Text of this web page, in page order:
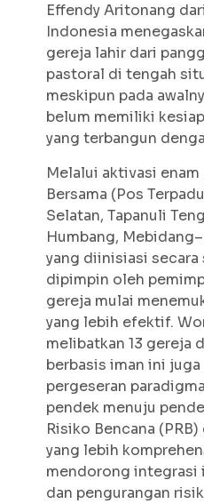
Effendy Aritonang
Indonesia
gereja lahir dari
pastoral di tengah
meskipun pada
belum memiliki
yang terbangun
Melalui aktivasi enam
Bersama (Pos
Selatan, Tapanuli
Humbang,
yang diinisiasi secara
dipimpin oleh
gereja mulai
yang lebih efektif.
melibatkan 13 gereja
berbasis iman ini
pergeseran
pendek menuju
Risiko Bencana
yang lebih
mendorong integrasi
dan pengurangan